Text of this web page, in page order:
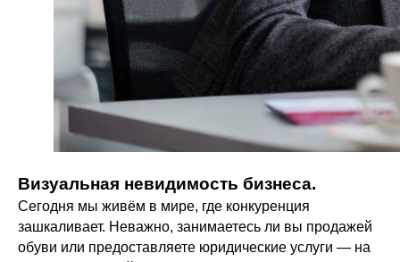
Визуальная невидимость бизнеса.
Сегодня мы живём в мире, где конкуренция
зашкаливает. Неважно, занимаетесь ли вы продажей
обуви или предоставляете юридические услуги — на